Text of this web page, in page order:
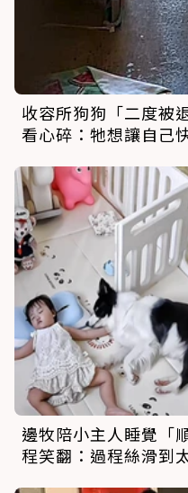
收容所狗狗「二度被
看心碎：牠想讓自己
邊牧陪小主人睡覺「
程笑翻：過程絲滑到